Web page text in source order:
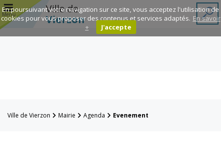
Menu
Ville de
Vierzon
Ville de Vierzon Mairie Agenda Evenement
En poursuivant votre navigation sur ce site, vous acceptez l'utilisation de
cookies pour vous proposer des contenus et services adaptés. En savoir
+
J'accepte